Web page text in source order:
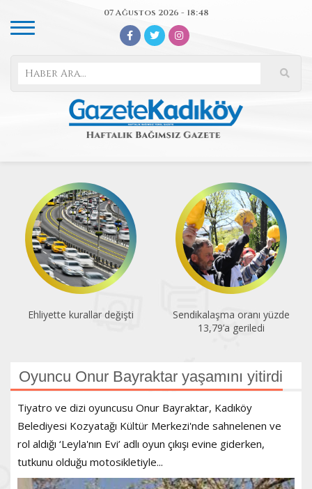
07 Ağustos 2026 - 18:48
Ehliyette kurallar değişti
Sendikalaşma oranı yüzde
13,79’a geriledi
Oyuncu Onur Bayraktar yaşamını yitirdi
Tiyatro ve dizi oyuncusu Onur Bayraktar, Kadıköy
Belediyesi Kozyatağı Kültür Merkezi'nde sahnelenen ve
rol aldığı ‘Leyla'nın Evi’ adlı oyun çıkışı evine giderken,
tutkunu olduğu motosikletiyle...